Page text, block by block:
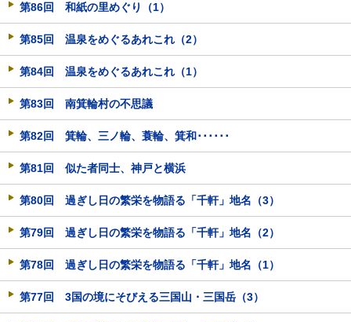
第86回 和紙の里めぐり（1）
第85回 温泉をめぐるあれこれ（2）
第84回 温泉をめぐるあれこれ（1）
第83回 南箕輪村の不思議
第82回 箕輪、三ノ輪、蓑輪、箕和･･････
第81回 似た者同士、神戸と横浜
第80回 過ぎし日の繁栄を物語る「千軒」地名（3）
第79回 過ぎし日の繁栄を物語る「千軒」地名（2）
第78回 過ぎし日の繁栄を物語る「千軒」地名（1）
第77回 3国の境にそびえる三国山・三国岳（3）